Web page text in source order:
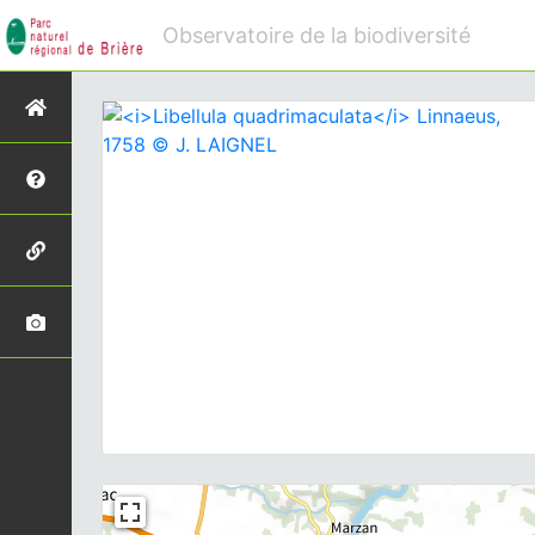
Observatoire de la biodiversité